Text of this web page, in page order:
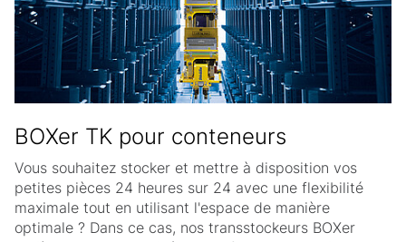
BOXer TK pour conteneurs
Vous souhaitez stocker et mettre à disposition vos
petites pièces 24 heures sur 24 avec une flexibilité
maximale tout en utilisant l'espace de manière
optimale ? Dans ce cas, nos transstockeurs BOXer